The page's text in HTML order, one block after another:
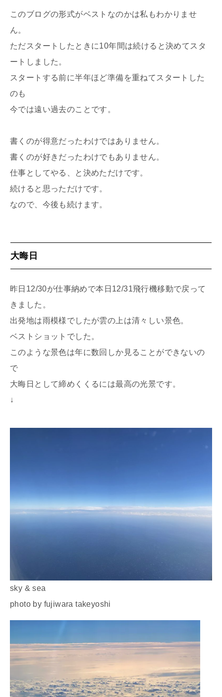
このブログの形式がベストなのかは私もわかりませ
ん。
ただスタートしたときに10年間は続けると決めてスタ
ートしました。
スタートする前に半年ほど準備を重ねてスタートした
のも
今では遠い過去のことです。
書くのが得意だったわけではありません。
書くのが好きだったわけでもありません。
仕事としてやる、と決めただけです。
続けると思っただけです。
なので、今後も続けます。
大晦日
昨日12/30が仕事納めで本日12/31飛行機移動で戻って
きました。
出発地は雨模様でしたが雲の上は清々しい景色。
ベストショットでした。
このような景色は年に数回しか見ることができないの
で
大晦日として締めくくるには最高の光景です。
↓
sky & sea
photo by fujiwara takeyoshi